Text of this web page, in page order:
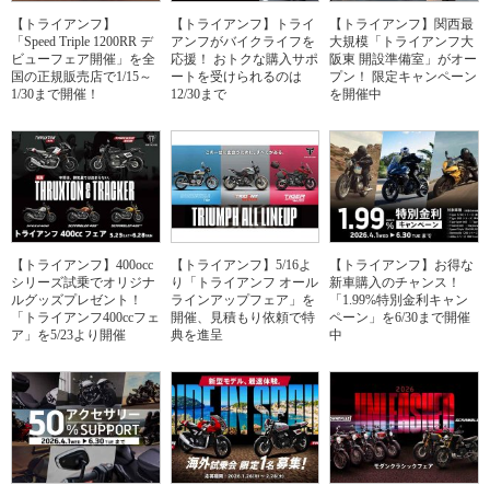
【トライアンフ】
「Speed Triple 1200RR デ
ビューフェア開催」を全
国の正規販売店で1/15～
1/30まで開催！
【トライアンフ】トライ
アンフがバイクライフを
応援！ おトクな購入サポ
ートを受けられるのは
12/30まで
【トライアンフ】関西最
大規模「トライアンフ大
阪東 開設準備室」がオー
プン！ 限定キャンペーン
を開催中
【トライアンフ】400occ
シリーズ試乗でオリジナ
ルグッズプレゼント！
「トライアンフ400ccフェ
ア」を5/23より開催
【トライアンフ】5/16よ
り「トライアンフ オール
ラインアップフェア」を
開催、見積もり依頼で特
典を進呈
【トライアンフ】お得な
新車購入のチャンス！
「1.99%特別金利キャン
ペーン」を6/30まで開催
中